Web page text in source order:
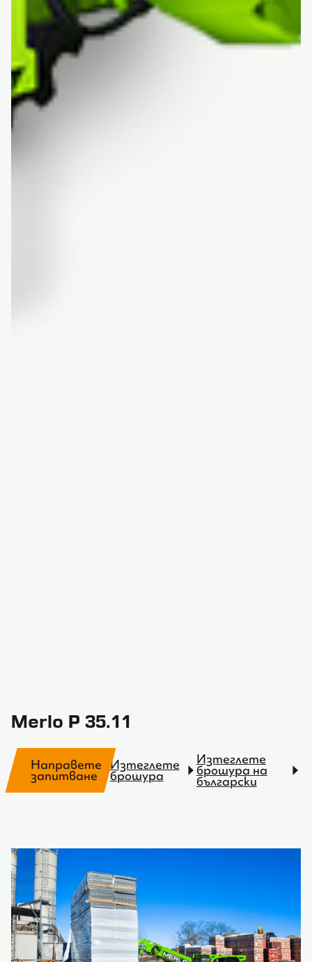
Merlo P 35.11
Направете
запитване
Изтеглете
брошура
Изтеглете
брошура на
български